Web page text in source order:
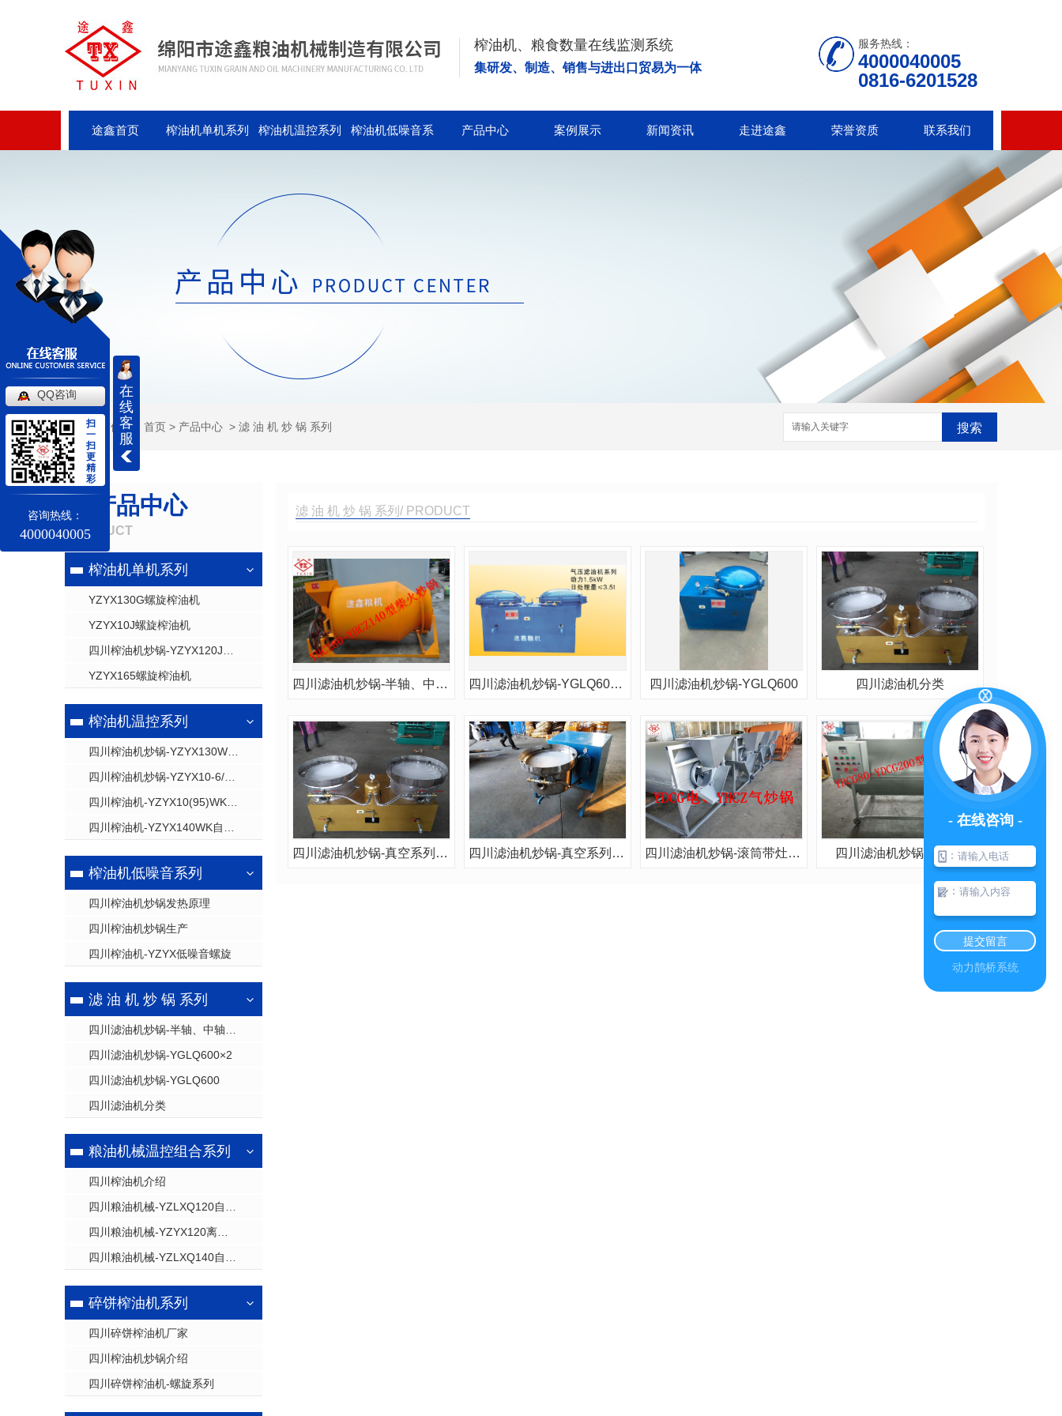
榨油机、粮食数量在线监测系统
集研发、制造、销售与进出口贸易为一体
服务热线：
4000040005
0816-6201528
途鑫首页 榨油机单机系列 榨油机温控系列 榨油机低噪音系 产品中心 案例展示 新闻资讯 走进途鑫 荣誉资质 联系我们
当前位置： 首页 > 产品中心 > 滤 油 机 炒 锅 系列 搜索
产品中心
PRODUCT
榨油机单机系列
YZYX130G螺旋榨油机
YZYX10J螺旋榨油机
YZYX165螺旋榨油机
榨油机温控系列
榨油机低噪音系列
四川榨油机炒锅发热原理
四川榨油机炒锅生产
四川榨油机-YZYX低噪音螺旋
滤 油 机 炒 锅 系列
四川滤油机炒锅-YGLQ600×2
四川滤油机炒锅-YGLQ600
四川滤油机分类
粮油机械温控组合系列
四川榨油机介绍
碎饼榨油机系列
四川碎饼榨油机厂家
四川榨油机炒锅介绍
四川碎饼榨油机-螺旋系列
滤 油 机 炒 锅 系列/ PRODUCT
四川滤油机炒锅-半轴、中轴炒锅 四川滤油机炒锅-YGLQ600×2 四川滤油机炒锅-YGLQ600 四川滤油机分类
四川滤油机炒锅-真空系列YLJZ*2 四川滤油机炒锅-真空系列YLJZ*1 四川滤油机炒锅-滚筒带灶炒锅 四川滤油机炒锅-电炒锅
在
线
客
服
QQ咨询
扫
一
扫
更
精
彩
咨询热线：
4000040005
- 在线咨询 -
：
：
提交留言
动力鹊桥系统